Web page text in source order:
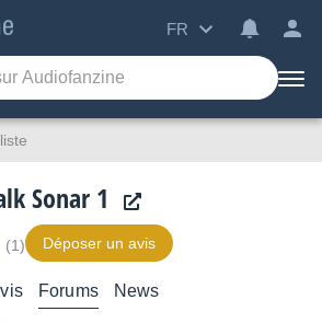
FR
Sonar 1
(1) Déposer un avis
Forums News